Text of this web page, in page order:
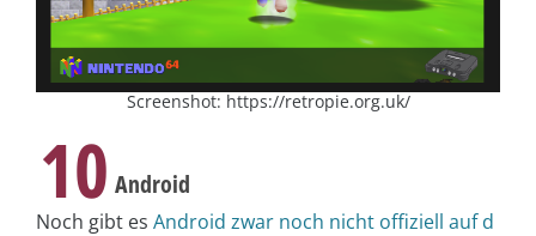
Screenshot: https://retropie.org.uk/
10 Android
Noch gibt es Android zwar noch nicht offiziell auf d